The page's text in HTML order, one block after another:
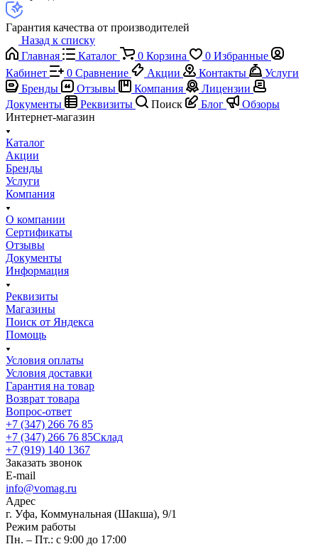
Гарантия качества от производителей
Назад к списку
Главная
Каталог 0 Корзина 0 Избранные
Кабинет
0 Сравнение Акции Контакты
Услуги
Бренды
Отзывы Компания
Лицензии
Документы
Реквизиты Поиск Блог
Обзоры
Интернет-магазин
Каталог
Акции
Бренды
Услуги
Компания
О компании
Сертификаты
Отзывы
Документы
Информация
Реквизиты
Магазины
Поиск от Яндекса
Помощь
Условия оплаты
Условия доставки
Гарантия на товар
Возврат товара
Вопрос-ответ
+7 (347) 266 76 85
+7 (347) 266 76 85Склад
+7 (919) 140 1367
Заказать звонок
E-mail
info@vomag.ru
Адрес
г. Уфа, Коммунальная (Шакша), 9/1
Режим работы
Пн. – Пт.: с 9:00 до 17:00